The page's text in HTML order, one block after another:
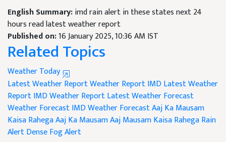
English Summary:imd rain alert in these states next 24
hours read latest weather report
Published on:16 January 2025, 10:36 AM IST
Related Topics
Weather Today
Latest Weather ReportWeather ReportIMD Latest Weather
ReportIMD Weather ReportLatest Weather Forecast
Weather ForecastIMD Weather ForecastAaj Ka Mausam
Kaisa RahegaAaj Ka MausamAaj Mausam Kaisa RahegaRain
AlertDense Fog Alert